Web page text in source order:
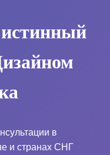
в
и странах СНГ